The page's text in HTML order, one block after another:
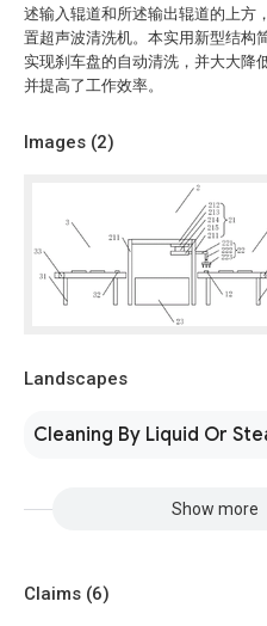
述输入辊道和所述输出辊道的上方
置超声波清洗机。本实用新型结构
实现刹车盘的自动清洗，并大大降
并提高了工作效率。
Images (2)
Landscapes
Cleaning By Liquid Or
Show more
Claims (6)